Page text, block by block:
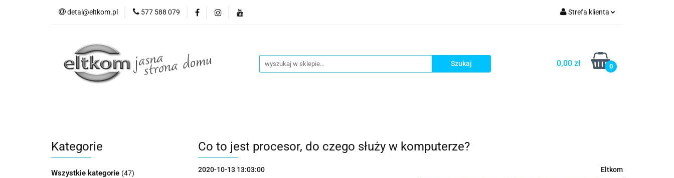
detal@eltkom.pl 577 588 079 Strefa klienta
Zarejestruj się
Dodaj zgłoszenie
0,00 zł 0
O nas Informacje
Kategorie
Wszystkie kategorie (47)
Co to jest procesor, do czego służy w komputerze?
2020-10-13 13:03:00 Eltkom